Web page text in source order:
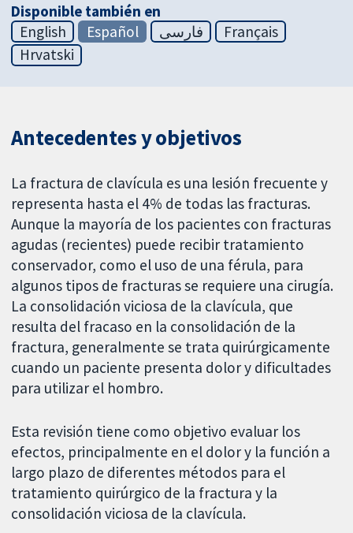
Disponible también en
English
Español فارسی
Français
Hrvatski
Antecedentes y objetivos
La fractura de clavícula es una lesión frecuente y
representa hasta el 4% de todas las fracturas.
Aunque la mayoría de los pacientes con fracturas
agudas (recientes) puede recibir tratamiento
conservador, como el uso de una férula, para
algunos tipos de fracturas se requiere una cirugía.
La consolidación viciosa de la clavícula, que
resulta del fracaso en la consolidación de la
fractura, generalmente se trata quirúrgicamente
cuando un paciente presenta dolor y dificultades
para utilizar el hombro.
Esta revisión tiene como objetivo evaluar los
efectos, principalmente en el dolor y la función a
largo plazo de diferentes métodos para el
tratamiento quirúrgico de la fractura y la
consolidación viciosa de la clavícula.